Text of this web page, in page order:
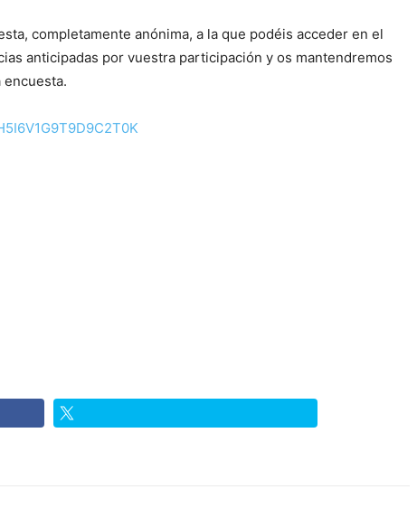
completamente anónima, a la que podéis acceder en el
anticipadas por vuestra participación y os mantendremos